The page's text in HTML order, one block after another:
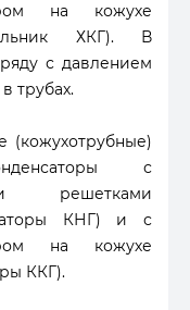
на кожухе
ХКГ). В
с давлением
трубах.
(кожухотрубные)
с
решетками
КНГ) и с
на кожухе
ККГ).